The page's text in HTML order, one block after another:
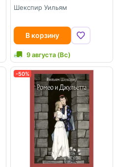
Шекспир Уильям
В корзину
9 августа (Вс)
-50%